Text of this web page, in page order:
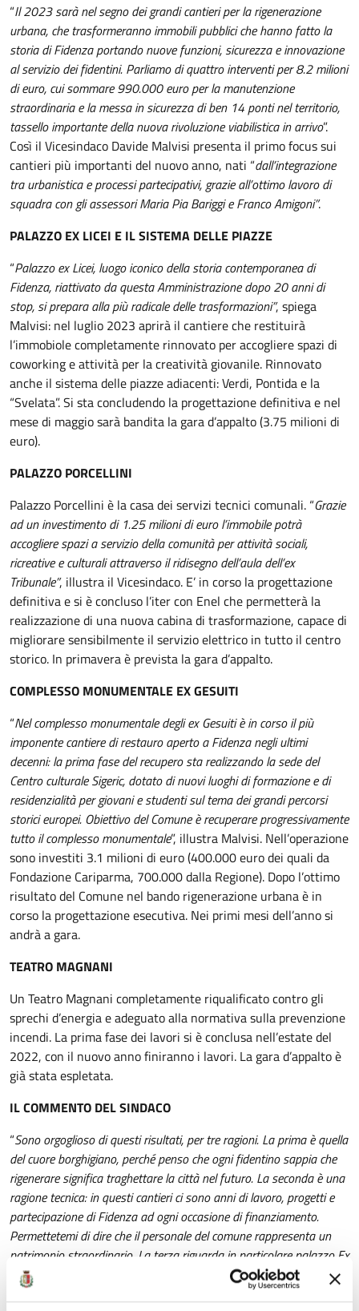
“Il 2023 sarà nel segno dei grandi cantieri per la rigenerazione
urbana, che trasformeranno immobili pubblici che hanno fatto la
storia di Fidenza portando nuove funzioni, sicurezza e innovazione
al servizio dei fidentini. Parliamo di quattro interventi per 8.2 milioni
di euro, cui sommare 990.000 euro per la manutenzione
straordinaria e la messa in sicurezza di ben 14 ponti nel territorio,
tassello importante della nuova rivoluzione viabilistica in arrivo”.
Così il Vicesindaco Davide Malvisi presenta il primo focus sui
cantieri più importanti del nuovo anno, nati “dall’integrazione
tra urbanistica e processi partecipativi, grazie all’ottimo lavoro di
squadra con gli assessori Maria Pia Bariggi e Franco Amigoni”.
PALAZZO EX LICEI E IL SISTEMA DELLE PIAZZE
“Palazzo ex Licei, luogo iconico della storia contemporanea di
Fidenza, riattivato da questa Amministrazione dopo 20 anni di
stop, si prepara alla più radicale delle trasformazioni”, spiega
Malvisi: nel luglio 2023 aprirà il cantiere che restituirà
l’immobiole completamente rinnovato per accogliere spazi di
coworking e attività per la creatività giovanile. Rinnovato
anche il sistema delle piazze adiacenti: Verdi, Pontida e la
“Svelata”. Si sta concludendo la progettazione definitiva e nel
mese di maggio sarà bandita la gara d’appalto (3.75 milioni di
euro).
PALAZZO PORCELLINI
Palazzo Porcellini è la casa dei servizi tecnici comunali. “Grazie
ad un investimento di 1.25 milioni di euro l’immobile potrà
accogliere spazi a servizio della comunità per attività sociali,
ricreative e culturali attraverso il ridisegno dell’aula dell’ex
Tribunale”, illustra il Vicesindaco. E’ in corso la progettazione
definitiva e si è concluso l’iter con Enel che permetterà la
realizzazione di una nuova cabina di trasformazione, capace di
migliorare sensibilmente il servizio elettrico in tutto il centro
storico. In primavera è prevista la gara d’appalto.
COMPLESSO MONUMENTALE EX GESUITI
“Nel complesso monumentale degli ex Gesuiti è in corso il più
imponente cantiere di restauro aperto a Fidenza negli ultimi
decenni: la prima fase del recupero sta realizzando la sede del
Centro culturale Sigeric, dotato di nuovi luoghi di formazione e di
residenzialità per giovani e studenti sul tema dei grandi percorsi
storici europei. Obiettivo del Comune è recuperare progressivamente
tutto il complesso monumentale”, illustra Malvisi. Nell’operazione
sono investiti 3.1 milioni di euro (400.000 euro dei quali da
Fondazione Cariparma, 700.000 dalla Regione). Dopo l’ottimo
risultato del Comune nel bando rigenerazione urbana è in
corso la progettazione esecutiva. Nei primi mesi dell’anno si
andrà a gara.
TEATRO MAGNANI
Un Teatro Magnani completamente riqualificato contro gli
sprechi d’energia e adeguato alla normativa sulla prevenzione
incendi. La prima fase dei lavori si è conclusa nell’estate del
2022, con il nuovo anno finiranno i lavori. La gara d’appalto è
già stata espletata.
IL COMMENTO DEL SINDACO
“Sono orgoglioso di questi risultati, per tre ragioni. La prima è quella
del cuore borghigiano, perché penso che ogni fidentino sappia che
rigenerare significa traghettare la città nel futuro. La seconda è una
ragione tecnica: in questi cantieri ci sono anni di lavoro, progetti e
partecipazione di Fidenza ad ogni occasione di finanziamento.
Permettetemi di dire che il personale del comune rappresenta un
patrimonio straordinario. La terza riguarda in particolare palazzo Ex
Licei: sono divenuto Sindaco trovandoli in vendita. Ora saranno
recuperati con fondi PNRR, trasformandosi in una meraviglia per